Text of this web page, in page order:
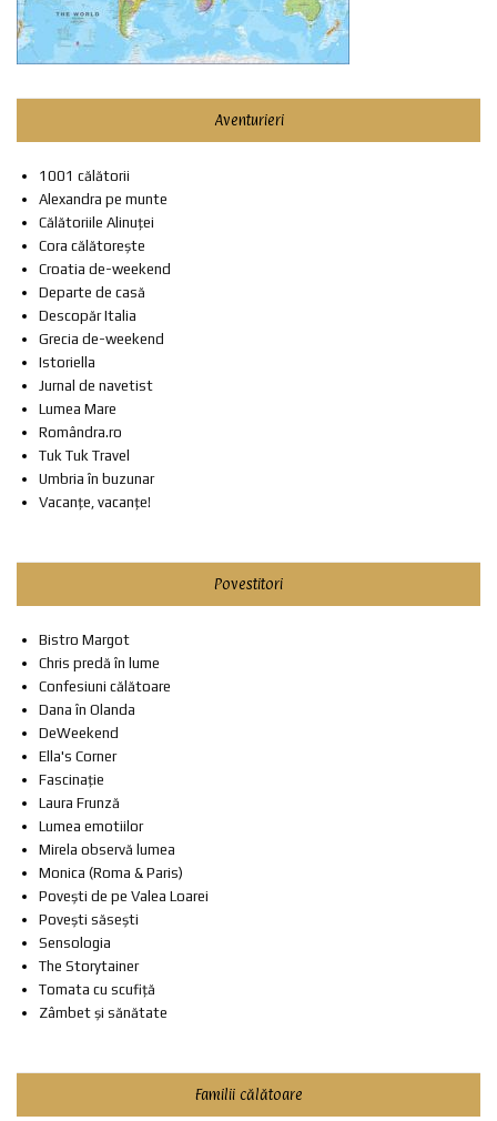
Aventurieri
1001 călătorii
Alexandra pe munte
Călătoriile Alinuței
Cora călătorește
Croatia de-weekend
Departe de casă
Descopăr Italia
Grecia de-weekend
Istoriella
Jurnal de navetist
Lumea Mare
Romândra.ro
Tuk Tuk Travel
Umbria în buzunar
Vacanțe, vacanțe!
Povestitori
Bistro Margot
Chris predă în lume
Confesiuni călătoare
Dana în Olanda
DeWeekend
Ella's Corner
Fascinație
Laura Frunză
Lumea emotiilor
Mirela observă lumea
Monica (Roma & Paris)
Povești de pe Valea Loarei
Povești săsești
Sensologia
The Storytainer
Tomata cu scufiță
Zâmbet și sănătate
Familii călătoare